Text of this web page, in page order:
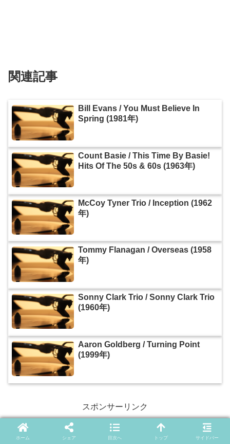
関連記事
Bill Evans / You Must Believe In
Spring (1981年)
Count Basie / This Time By Basie!
Hits Of The 50s & 60s (1963年)
McCoy Tyner Trio / Inception (1962
年)
Tommy Flanagan / Overseas (1958
年)
Sonny Clark Trio / Sonny Clark Trio
(1960年)
Aaron Goldberg / Turning Point
(1999年)
スポンサーリンク
ホーム シェア 目次へ トップ サイドバー